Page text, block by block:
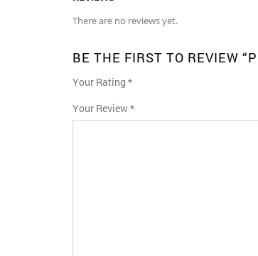
There are no reviews yet.
BE THE FIRST TO
Your Rating *
Your Review *